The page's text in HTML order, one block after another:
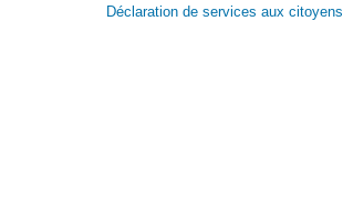
Déclaration de services aux citoyens